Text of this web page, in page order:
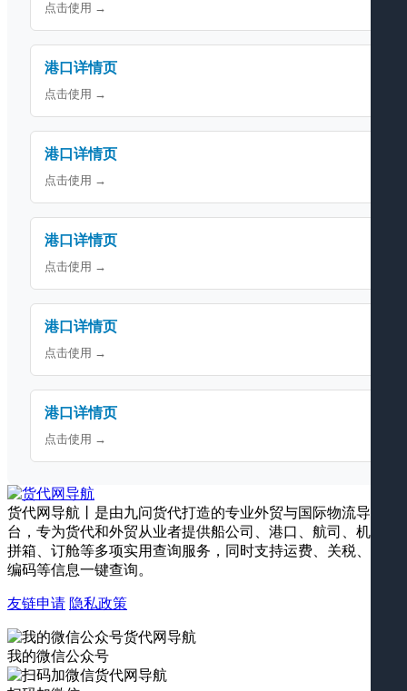
点击使用 →
港口详情页
点击使用 →
港口详情页
点击使用 →
港口详情页
点击使用 →
港口详情页
点击使用 →
港口详情页
点击使用 →
货代网导航丨是由九问货代打造的专业外贸与国际物流导航平
台，专为货代和外贸从业者提供船公司、港口、航司、机场、
拼箱、订舱等多项实用查询服务，同时支持运费、关税、海关
编码等信息一键查询。
友链申请 隐私政策
我的微信公众号